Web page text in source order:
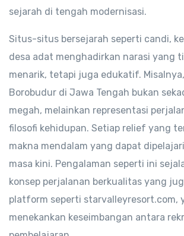
sejarah di tengah modernisasi.
Situs-situs bersejarah seperti candi,
desa adat menghadirkan narasi yang
menarik, tetapi juga edukatif.
Borobudur di Jawa Tengah bukan
megah, melainkan representasi
filosofi kehidupan. Setiap relief yang
makna mendalam yang dapat
masa kini. Pengalaman seperti ini
konsep perjalanan berkualitas yang
platform seperti starvalleyresort.com,
menekankan keseimbangan antara